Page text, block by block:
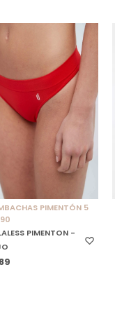
TALLE
PIMENTÓN 5
PIMENTON -